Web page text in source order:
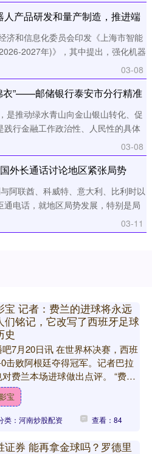
产品研发和量产制造，推进端
济和信息化委员会印发《上海市智能
2027年)》，其中提出，强化机器
03-08
衣”——邮储银行泰安市分行精准
是推动绿水青山向金山银山转化、促
行金融工作政治性、人民性的具体
03-08
外长通话讨论地区紧张局势
阿联酋、科威特、意大利、比利时以
电话，就地区局势发展，特别是局
03-11
宝 记者：费兰的进球将永远
们铭记，它改写了西班牙足球
史
7月20日讯 在世界杯决赛，西班
0击败阿根廷夺得冠军。记者巴拉
费兰本场进球做出点评。 “费兰
伦西亚的一名年轻小将，梦想是
克里斯蒂亚....
宝
类：河南炒股配资 查看：84
证券 能再拿金球吗？罗德里